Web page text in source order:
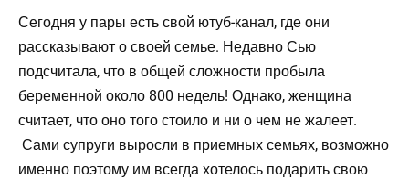
Сегодня у пары есть свой ютуб-канал, где они
рассказывают о своей семье. Недавно Сью
подсчитала, что в общей сложности пробыла
беременной около 800 недель! Однако, женщина
считает, что оно того стоило и ни о чем не жалеет.
Сами супруги выросли в приемных семьях, возможно
именно поэтому им всегда хотелось подарить свою